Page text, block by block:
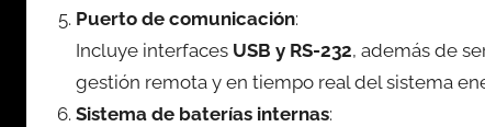
Puerto de comunicación:
Incluye interfaces USB y RS-232, además de
gestión remota y en tiempo real del sistema
Sistema de baterías internas: